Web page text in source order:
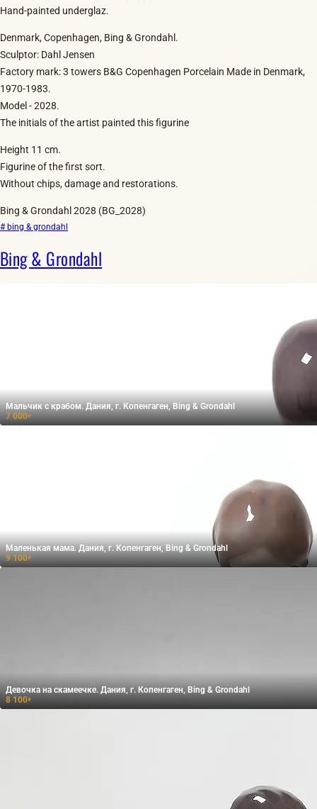
Hand-painted underglaz.
Denmark, Copenhagen, Bing & Grondahl.
Sculptor: Dahl Jensen
Factory mark: 3 towers B&G Copenhagen Porcelain Made in Denmark,
1970-1983.
Model - 2028.
The initials of the artist painted this figurine
Height 11 cm.
Figurine of the first sort.
Without chips, damage and restorations.
Bing & Grondahl 2028 (BG_2028)
# bing & grondahl
Bing & Grondahl
Мальчик с крабом. Дания, г. Копенгаген, Bing & Grondahl
7 000₽
Маленькая мама. Дания, г. Копенгаген, Bing & Grondahl
9 100₽
Девочка на скамеечке. Дания, г. Копенгаген, Bing & Grondahl
8 100₽